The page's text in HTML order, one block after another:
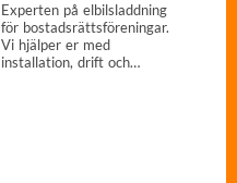
Experten på elbilsladdning
för bostadsrättsföreningar.
Vi hjälper er med
installation, drift och